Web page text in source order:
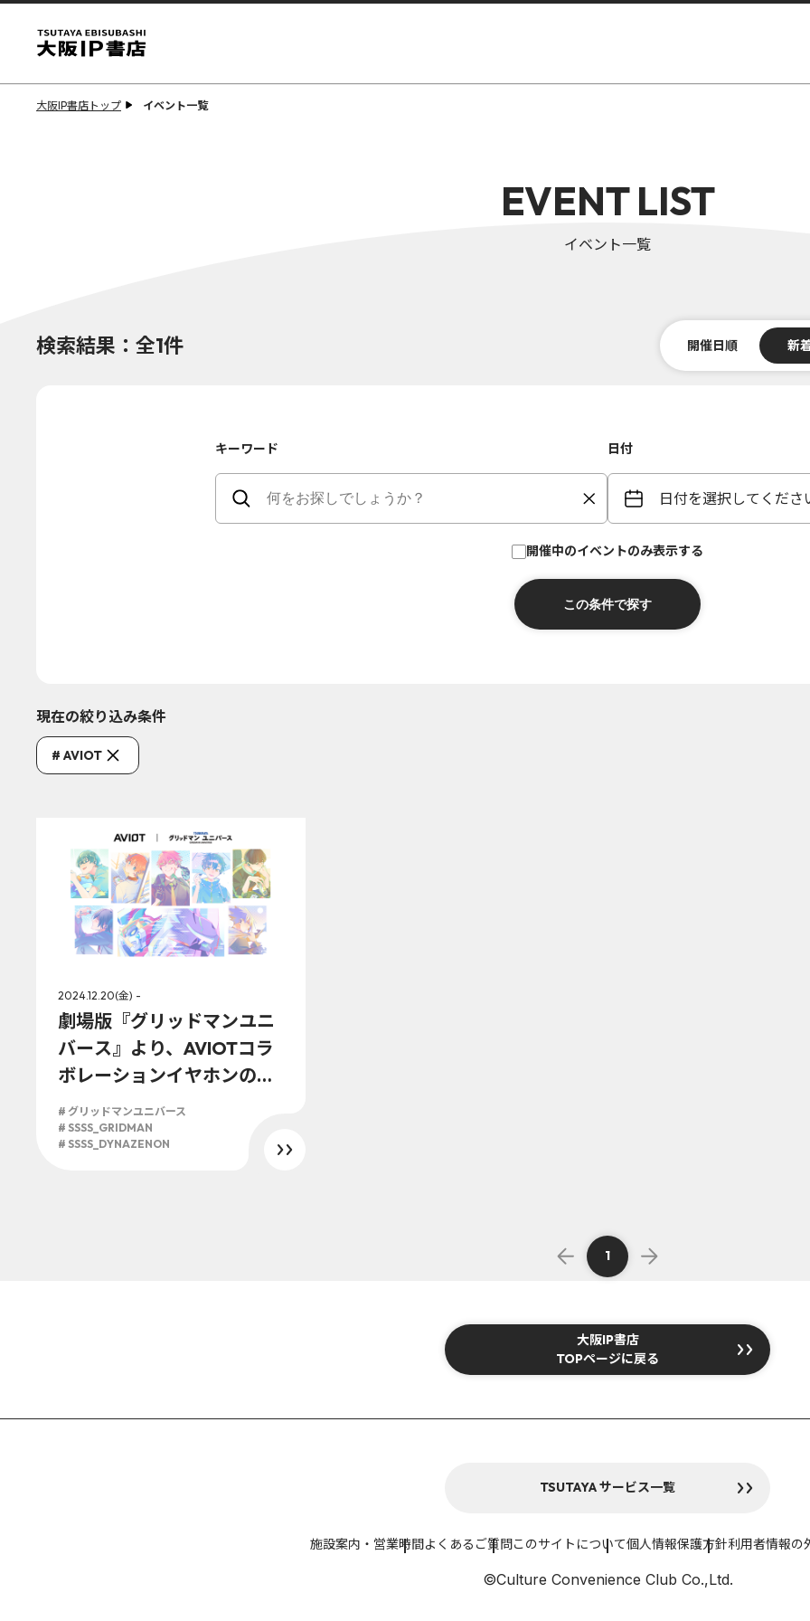
大阪IP書店トップ イベント一覧
EVENT LIST
イベント一覧
検索結果：全1件 開催日順 新
キーワード 日付
日付を選択してくださ
開催中のイベントのみ表示する
現在の絞り込み条件
# AVIOT
2024.12.20(金) -
劇場版『グリッドマンユニ
バース』より、AVIOTコラ
ボレーションイヤホンの発
売決定！ 「歌と声とが、重
なりあうよユニバース！」
# グリッドマンユニバース
# SSSS_GRIDMAN
# SSSS_DYNAZENON
1
大阪IP書店
TOPページに戻る
TSUTAYA サービス一覧
施設案内・営業時間よくあるご質問このサイトについて個人情報保護方針利用者情報の
©Culture Convenience Club Co.,Ltd.